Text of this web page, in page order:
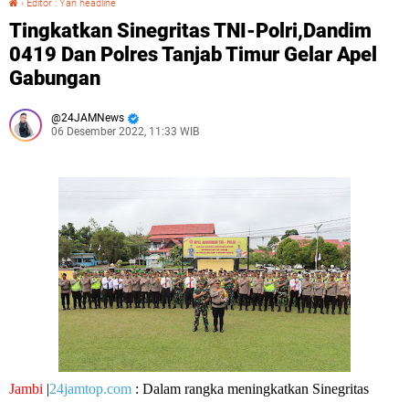
› Editor : Yan headline
Tingkatkan Sinegritas TNI-Polri,Dandim
0419 Dan Polres Tanjab Timur Gelar Apel
Gabungan
24JAMNews
06 Desember 2022, 11:33 WIB
Jambi |24jamtop.com : Dalam rangka meningkatkan Sinegritas